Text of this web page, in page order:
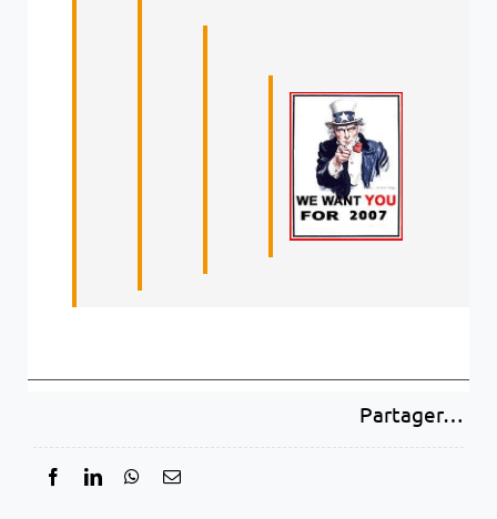
Partager…